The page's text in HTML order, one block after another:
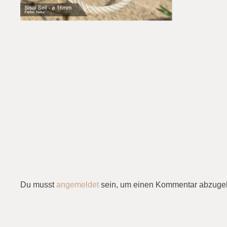
Du musstangemeldet sein, um einen Kommentar